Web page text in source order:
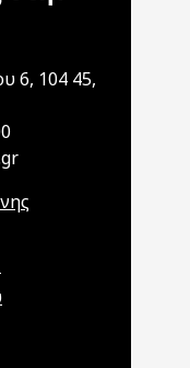
6, 104 45,